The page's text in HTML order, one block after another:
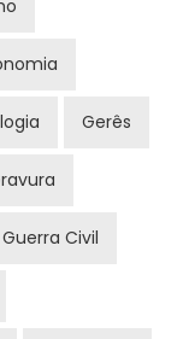
Gerês
Guerra Civil